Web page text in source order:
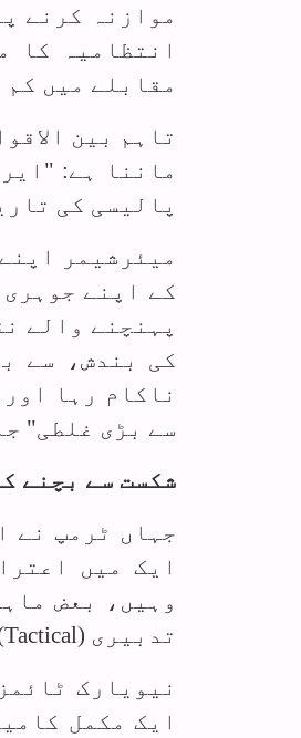
موازنہ کرنے
انتظامیہ کا
مقابلے میں
تاہم بین
ماننا ہے:
پالیسی کی
میئرشیمر
کے اپنے
پہنچنے والے
کی بندش، سے
ناکام رہا
سے بڑی غلطی"
شکست سے بچنے
جہاں ٹرمپ نے
ایک میں
وہیں، بعض
تدبیری (Tactical
نیویارک
ایک مکمل